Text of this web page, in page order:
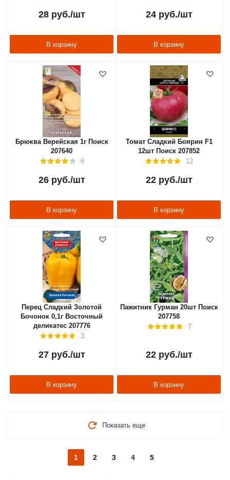
28руб./шт
В корзину
24руб./шт
В корзину
Брюква Верейская 1г Поиск
207640
6
26руб./шт
В корзину
Томат Сладкий Боярин F1
12шт Поиск 207852
12
22руб./шт
В корзину
Перец Сладкий Золотой
Бочонок 0,1г Восточный
деликатес 207776
3
27руб./шт
В корзину
Пажитник Гурман 20шт Поиск
207758
7
22руб./шт
В корзину
Показать еще
1 2 3 4 5